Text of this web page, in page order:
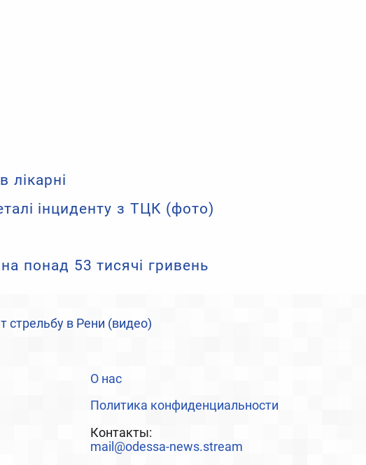
лікарні
інциденту з ТЦК (фото)
понад 53 тисячі гривень
в Рени (видео)
О нас
Политика конфиденциальности
Контакты:
mail@odessa-news.stream